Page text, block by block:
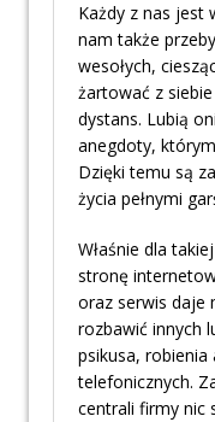
Każdy z nas jest
nam także
wesołych,
żartować z
dystans. Lubią
anegdoty,
Dzięki temu są
życia pełnymi
Właśnie dla
stronę
oraz serwis daje
rozbawić innych
psikusa,
telefonicznych.
centrali firmy nic